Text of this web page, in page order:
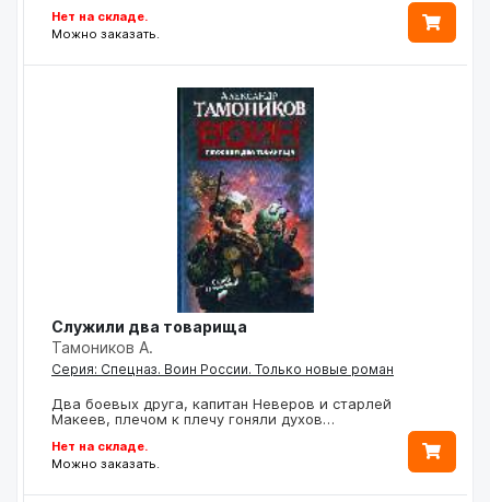
Нет на складе.
Можно заказать.
Служили два товарища
Тамоников А.
Серия: Спецназ. Воин России. Только новые роман
Два боевых друга, капитан Неверов и старлей
Макеев, плечом к плечу гоняли духов…
Нет на складе.
Можно заказать.